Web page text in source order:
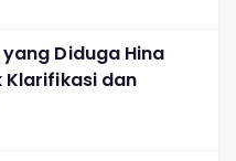
Diduga Hina
Klarifikasi dan